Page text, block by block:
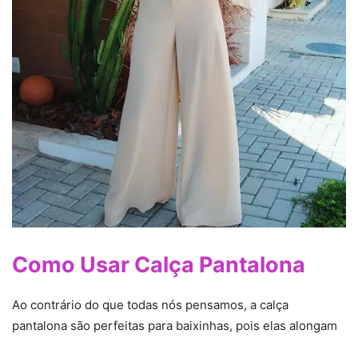
Como Usar Calça Pantalona
Ao contrário do que todas nós pensamos, a calça
pantalona são perfeitas para baixinhas, pois elas alongam